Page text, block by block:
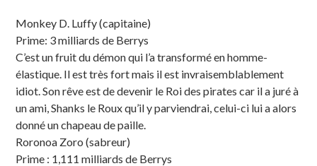
Monkey D. Luffy (capitaine)
Prime: 3 milliards de Berrys
C’est un fruit du démon qui l’a transformé en homme-
élastique. Il est très fort mais il est invraisemblablement
idiot. Son rêve est de devenir le Roi des pirates car il a juré à
un ami, Shanks le Roux qu’il y parviendrai, celui-ci lui a alors
donné un chapeau de paille.
Roronoa Zoro (sabreur)
Prime : 1,111 milliards de Berrys